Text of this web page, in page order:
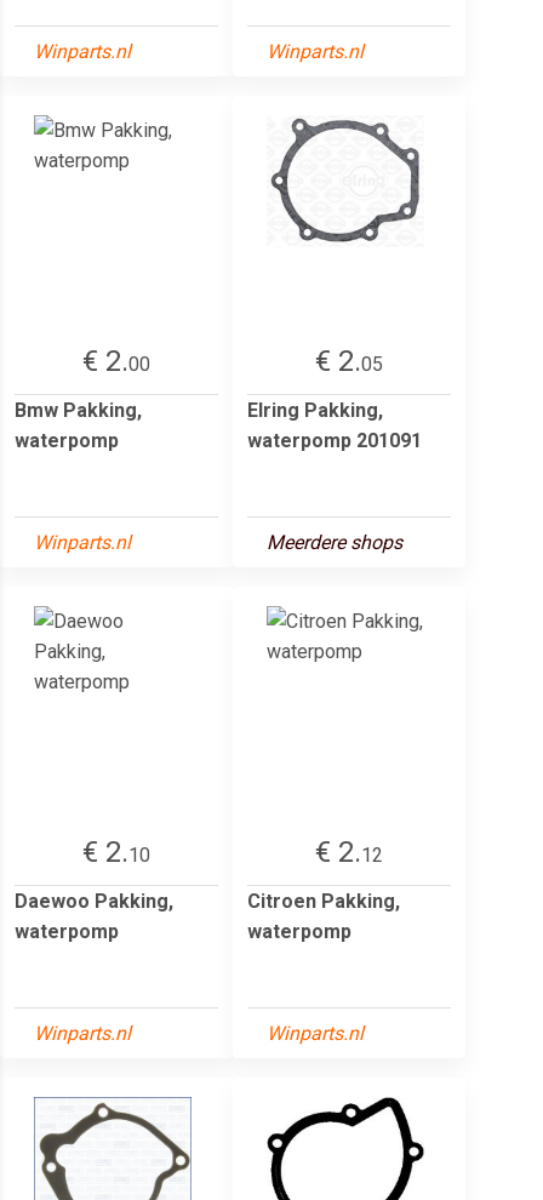
Winparts.nl Winparts.nl
€ 2.00
Bmw Pakking,
waterpomp
Winparts.nl
€ 2.05
Elring Pakking,
waterpomp 201091
Meerdere shops
€ 2.10
Daewoo Pakking,
waterpomp
Winparts.nl
€ 2.12
Citroen Pakking,
waterpomp
Winparts.nl